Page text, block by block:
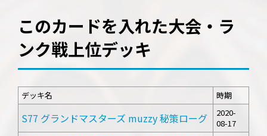
このカードを入れた大会・ラ
ンク戦上位デッキ
デッキ名 時期
S77 グランドマスターズ muzzy 秘策ローグ
2020-
08-17